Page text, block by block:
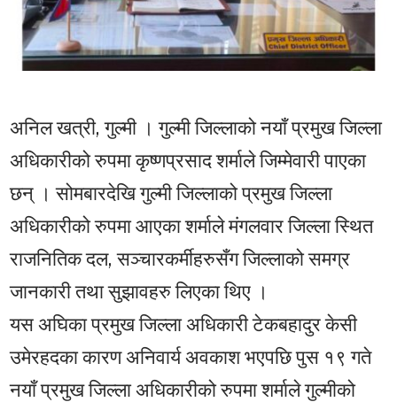
अनिल खत्री, गुल्मी । गुल्मी जिल्लाको नयाँ प्रमुख जिल्ला
अधिकारीको रुपमा कृष्णप्रसाद शर्माले जिम्मेवारी पाएका
छन् । सोमबारदेखि गुल्मी जिल्लाको प्रमुख जिल्ला
अधिकारीको रुपमा आएका शर्माले मंगलवार जिल्ला स्थित
राजनितिक दल, सञ्चारकर्मीहरुसँग जिल्लाको समग्र
जानकारी तथा सुझावहरु लिएका थिए ।
यस अघिका प्रमुख जिल्ला अधिकारी टेकबहादुर केसी
उमेरहदका कारण अनिवार्य अवकाश भएपछि पुस १९ गते
नयाँ प्रमुख जिल्ला अधिकारीको रुपमा शर्माले गुल्मीको